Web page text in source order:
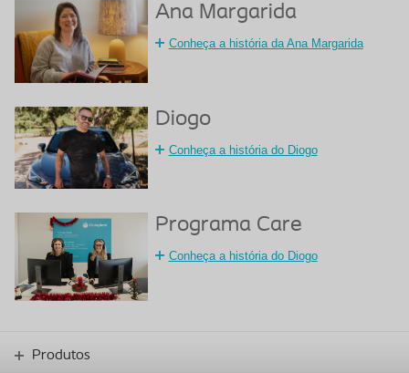
Ana Margarida
Conheça a história da Ana Margarida
Diogo
Conheça a história do Diogo
Programa Care
Conheça a história do Diogo
Produtos